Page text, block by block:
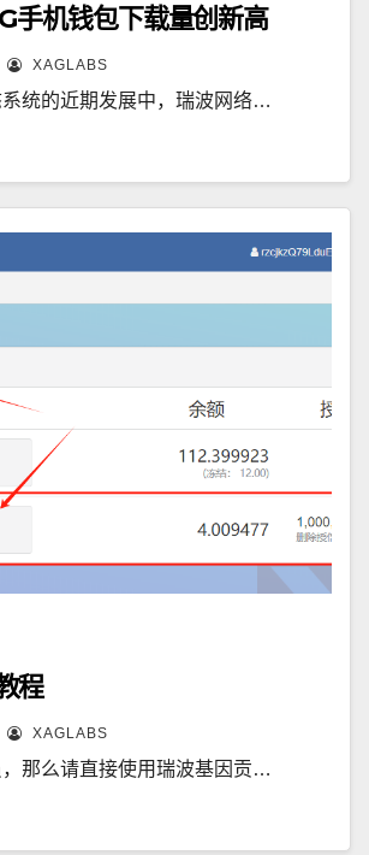
手机钱包下载量创新高
XAGLABS
统的近期发展中，瑞波网络…
程
XAGLABS
那么请直接使用瑞波基因贡…